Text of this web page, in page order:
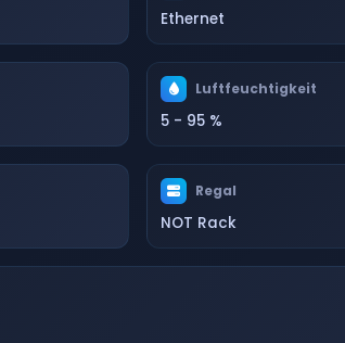
Ethernet
Luftfeuchtigkeit
5 - 95 %
Regal
NOT Rack